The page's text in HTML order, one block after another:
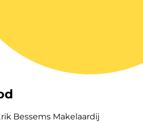
Bessems Makelaardij